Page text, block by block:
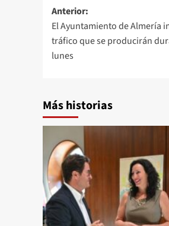
Navegación
de
entradas
Anterior:
El Ayuntamiento de Almería
tráfico que se producirán
lunes
Más historias